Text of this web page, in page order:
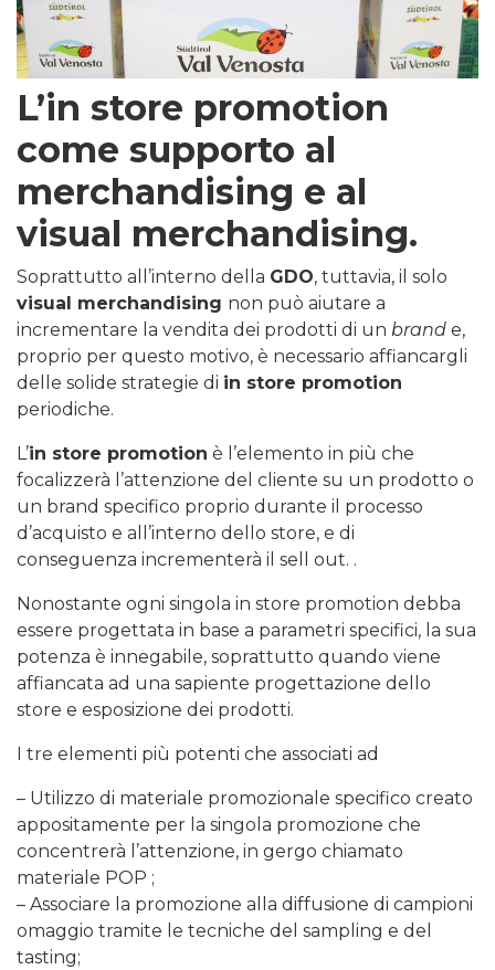
L’in store promotion
come supporto al
merchandising e al
visual merchandising.
Soprattutto all’interno della GDO, tuttavia, il solo
visual merchandising non può aiutare a
incrementare la vendita dei prodotti di un brand e,
proprio per questo motivo, è necessario affiancargli
delle solide strategie di in store promotion
periodiche.
L’in store promotion è l’elemento in più che
focalizzerà l’attenzione del cliente su un prodotto o
un brand specifico proprio durante il processo
d’acquisto e all’interno dello store, e di
conseguenza incrementerà il sell out. .
Nonostante ogni singola in store promotion debba
essere progettata in base a parametri specifici, la sua
potenza è innegabile, soprattutto quando viene
affiancata ad una sapiente progettazione dello
store e esposizione dei prodotti.
I tre elementi più potenti che associati ad
– Utilizzo di materiale promozionale specifico creato
appositamente per la singola promozione che
concentrerà l’attenzione, in gergo chiamato
materiale POP ;
– Associare la promozione alla diffusione di campioni
omaggio tramite le tecniche del sampling e del
tasting;